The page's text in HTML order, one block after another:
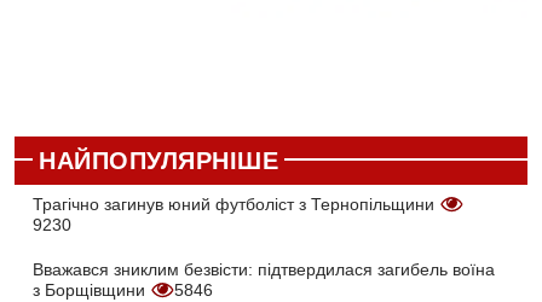
НАЙПОПУЛЯРНІШЕ
Трагічно загинув юний футболіст з Тернопільщини
9230
Вважався зниклим безвісти: підтвердилася загибель воїна
з Борщівщини
5846